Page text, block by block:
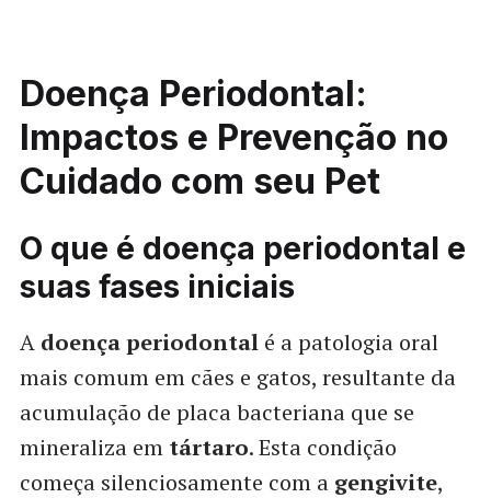
Doença Periodontal:
Impactos e Prevenção no
Cuidado com seu Pet
O que é doença periodontal e
suas fases iniciais
A doença periodontalé a patologia oral
mais comum em cães e gatos, resultante da
acumulação de placa bacteriana que se
mineraliza em tártaro. Esta condição
começa silenciosamente com a gengivite,